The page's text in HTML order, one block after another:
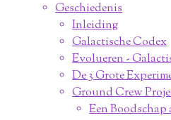
Geschiedenis
Inleiding
Galactische Codex
Evolueren -
De 3 Grote
Ground Crew
Een Boodschap